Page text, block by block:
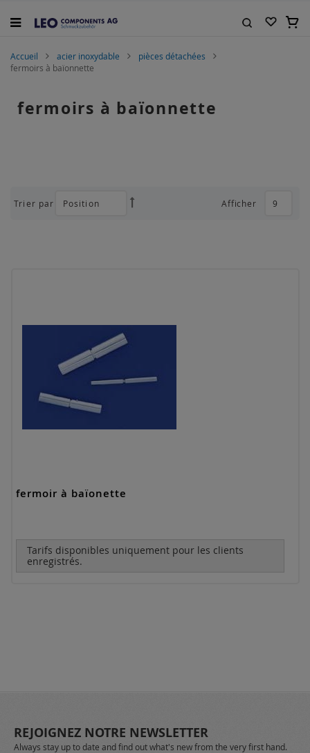
au
Mon
Accueil acier inoxydable
pièces détachées
fermoirs à baïonnette
fermoirs à baïonnette
Afficher
Trier par
Par
fermoir à baïonette
Tarifs disponibles uniquement pour les clients
enregistrés.
REJOIGNEZ NOTRE NEWSLETTER
Always stay up to date and find out what's new from the very first hand.